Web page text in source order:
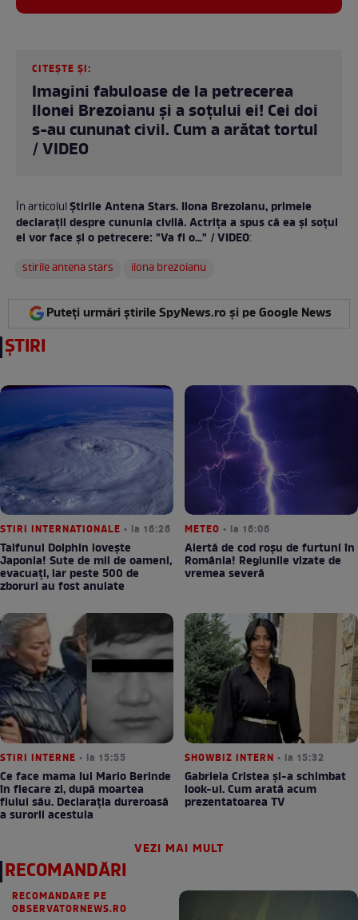
CITEȘTE ȘI:
Imagini fabuloase de la petrecerea
Ilonei Brezoianu și a soțului ei! Cei doi
s-au cununat civil. Cum a arătat tortul
/ VIDEO
În articolulȘtirile Antena Stars. Ilona Brezoianu, primele
declarații despre cununia civilă. Actrița a spus că ea și soțul
ei vor face și o petrecere: "Va fi o..." / VIDEO:
stirile antena stars
ilona brezoianu
Puteți urmări știrile SpyNews.ro și pe Google News
ȘTIRI
STIRI INTERNATIONALE • la 16:26
Taifunul Dolphin lovește
Japonia! Sute de mii de oameni,
evacuați, iar peste 500 de
zboruri au fost anulate
METEO • la 16:06
Alertă de cod roșu de furtuni în
România! Regiunile vizate de
vremea severă
STIRI INTERNE • la 15:55
Ce face mama lui Mario Berinde
în fiecare zi, după moartea
fiului său. Declarația dureroasă
a surorii acestuia
SHOWBIZ INTERN • la 15:32
Gabriela Cristea și-a schimbat
look-ul. Cum arată acum
prezentatoarea TV
VEZI MAI MULT
RECOMANDĂRI
RECOMANDARE PE
OBSERVATORNEWS.RO